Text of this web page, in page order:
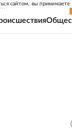
сайтом, вы принимаете